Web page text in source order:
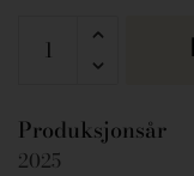
Produksjonsår
2025